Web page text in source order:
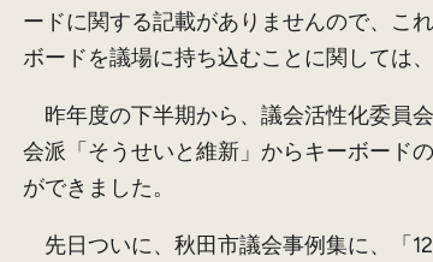
ードに関する記載がありませんので、こ
ボードを議場に持ち込むことに関しては
昨年度の下半期から、議会活性化委員
会派「そうせいと維新」からキーボード
ができました。
先日ついに、秋田市議会事例集に、「